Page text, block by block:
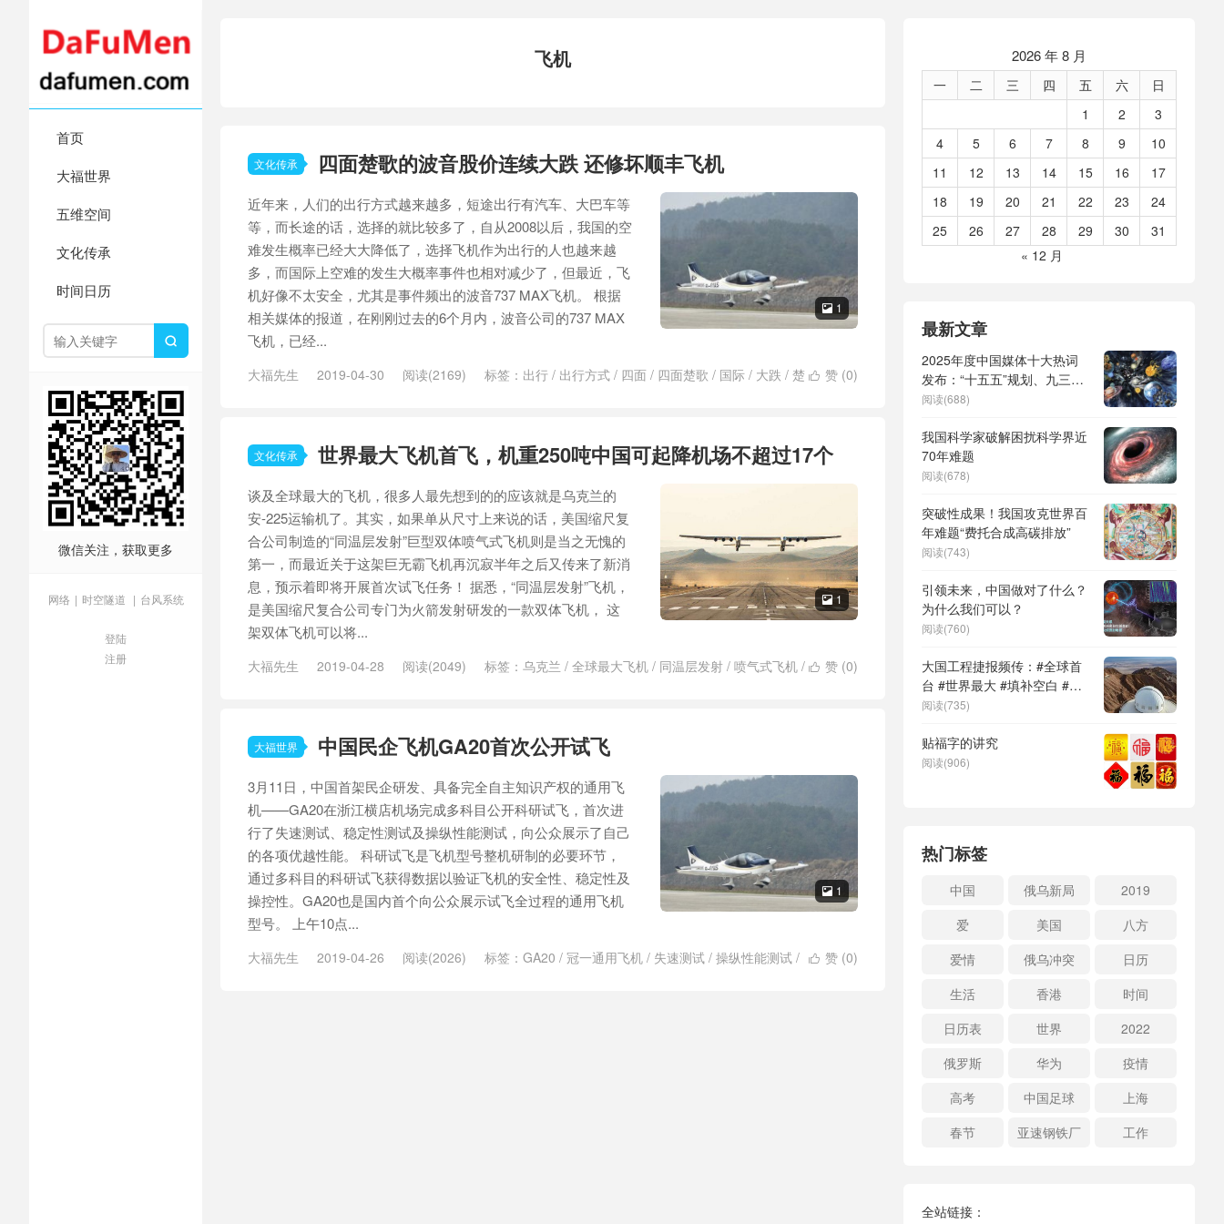
首页
大福世界
五维空间
文化传承
时间日历

微信关注，获取更多
网络 | 时空隧道 | 台风系统
登陆
注册
飞机
文化传承 四面楚歌的波音股价连续大跌 还修坏顺丰飞机
 1
近年来，人们的出行方式越来越多，短途出行有汽车、大巴车等
等，而长途的话，选择的就比较多了，自从2008以后，我国的空
难发生概率已经大大降低了，选择飞机作为出行的人也越来越
多，而国际上空难的发生大概率事件也相对减少了，但最近，飞
机好像不太安全，尤其是事件频出的波音737 MAX飞机。 根据
相关媒体的报道，在刚刚过去的6个月内，波音公司的737 MAX
飞机，已经...
 赞 (0)
大福先生 2019-04-30 阅读(2169) 标签： 出行 / 出行方式 / 四面 / 四面楚歌 / 国际 / 大跌 / 楚
文化传承 世界最大飞机首飞，机重250吨中国可起降机场不超过17个
 1
谈及全球最大的飞机，很多人最先想到的的应该就是乌克兰的
安-225运输机了。其实，如果单从尺寸上来说的话，美国缩尺复
合公司制造的“同温层发射”巨型双体喷气式飞机则是当之无愧的
第一，而最近关于这架巨无霸飞机再沉寂半年之后又传来了新消
息，预示着即将开展首次试飞任务！ 据悉，“同温层发射”飞机，
是美国缩尺复合公司专门为火箭发射研发的一款双体飞机， 这
架双体飞机可以将...
 赞 (0)
大福先生 2019-04-28 阅读(2049) 标签： 乌克兰 / 全球最大飞机 / 同温层发射 / 喷气式飞机 /
大福世界 中国民企飞机GA20首次公开试飞
 1
3月11日，中国首架民企研发、具备完全自主知识产权的通用飞
机——GA20在浙江横店机场完成多科目公开科研试飞，首次进
行了失速测试、稳定性测试及操纵性能测试，向公众展示了自己
的各项优越性能。 科研试飞是飞机型号整机研制的必要环节，
通过多科目的科研试飞获得数据以验证飞机的安全性、稳定性及
操控性。GA20也是国内首个向公众展示试飞全过程的通用飞机
型号。 上午10点...
 赞 (0)
大福先生 2019-04-26 阅读(2026) 标签： GA20 / 冠一通用飞机 / 失速测试 / 操纵性能测试 /
2026 年 8 月
一 二 三 四 五 六
日
1
2
3
4
5 6 7 8 9
10
11
12 13 14 15 16
17
18
19 20 21 22 23
24
25
26 27 28 29 30
31
« 12 月
最新文章
2025年度中国媒体十大热词
发布：“十五五”规划、九三阅
兵、全球治理倡议、
形机器人、苏超、票根经济、
育儿补贴、科学素养、网络生
态治理
阅读(688)
我国科学家破解困扰科学界近
70年难题
阅读(678)
突破性成果！我国攻克世界百
年难题“费托合成高碳排放”
阅读(743)
引领未来，中国做对了什么？
为什么我们可以？
阅读(760)
大国工程捷报频传：#全球首
台 #世界最大 #填补空白 #突
破关键节点
阅读(735)
贴福字的讲究
阅读(906)
热门标签
中国 俄乌新局
2019
爱
美国
八方
爱情
俄乌冲突
日历
生活
香港
时间
日历表
世界
2022
俄罗斯
华为
疫情
高考
中国足球
上海
春节
亚速钢铁厂 工作
全站链接：